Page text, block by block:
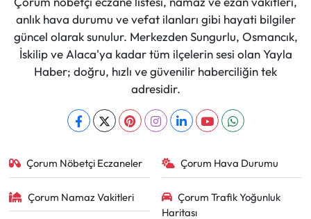
anlık hava durumu ve vefat ilanları gibi hayati bilgiler
güncel olarak sunulur. Merkezden Sungurlu, Osmancık,
İskilip ve Alaca'ya kadar tüm ilçelerin sesi olan Yayla
Haber; doğru, hızlı ve güvenilir haberciliğin tek
adresidir.
Çorum Nöbetçi Eczaneler Çorum Hava Durumu
Çorum Namaz Vakitleri
Çorum Trafik Yoğunluk
Haritası